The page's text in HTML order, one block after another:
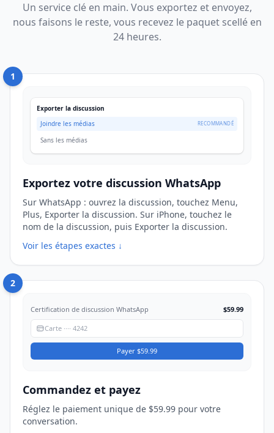
Un service clé en main. Vous exportez et envoyez,
nous faisons le reste, vous recevez le paquet scellé en
24 heures.
1
Exporter la discussion
Joindre les médias
RECOMMANDÉ
Sans les médias
Exportez votre discussion WhatsApp
Sur WhatsApp : ouvrez la discussion, touchez Menu,
Plus, Exporter la discussion. Sur iPhone, touchez le
nom de la discussion, puis Exporter la discussion.
Voir les étapes exactes ↓
2
Certification de discussion WhatsApp $59.99
Carte ···· 4242
Payer $59.99
Commandez et payez
Réglez le paiement unique de $59.99 pour votre
conversation.